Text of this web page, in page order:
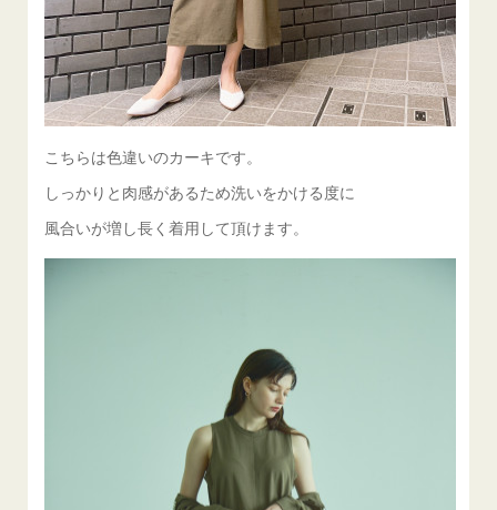
こちらは色違いのカーキです。
しっかりと肉感があるため洗いをかける度に
風合いが増し長く着用して頂けます。